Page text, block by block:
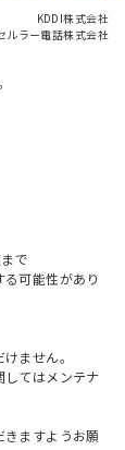
KDDI株式会社
ルラー電話株式会社
で
可能性があり
ません。
てはメンテナ
ますようお願